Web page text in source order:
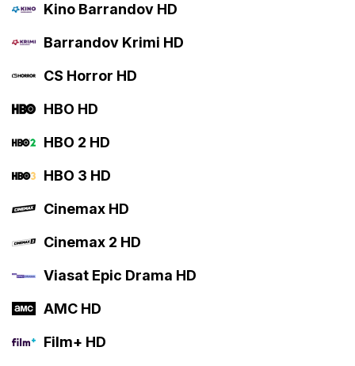
Kino Barrandov HD
Barrandov Krimi HD
CS Horror HD
HBO HD
HBO 2 HD
HBO 3 HD
Cinemax HD
Cinemax 2 HD
Viasat Epic Drama HD
AMC HD
Film+ HD